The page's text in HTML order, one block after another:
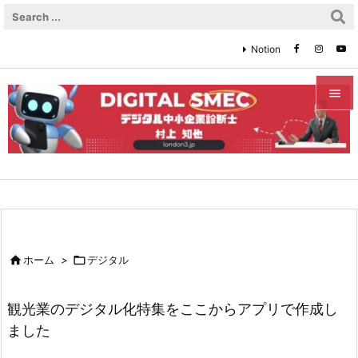


メニュ

検索
Notion
ホーム > デジタル
観光業のデジタル化特集をここからアプリで作成し
ました